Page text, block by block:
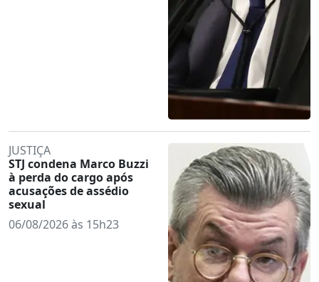
JUSTIÇA
STJ condena Marco Buzzi
à perda do cargo após
acusações de assédio
sexual
06/08/2026 às 15h23